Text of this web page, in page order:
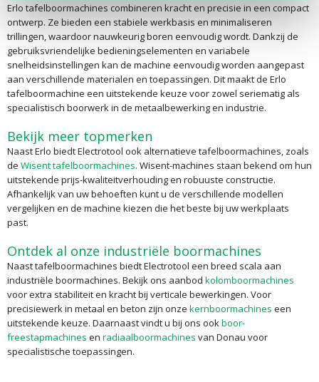
Erlo tafelboormachines combineren kracht en precisie in een compact
ontwerp. Ze bieden een stabiele werkbasis en minimaliseren
trillingen, waardoor nauwkeurig boren eenvoudig wordt. Dankzij de
gebruiksvriendelijke bedieningselementen en variabele
snelheidsinstellingen kan de machine eenvoudig worden aangepast
aan verschillende materialen en toepassingen. Dit maakt de Erlo
tafelboormachine een uitstekende keuze voor zowel seriematig als
specialistisch boorwerk in de metaalbewerking en industrie.
Bekijk meer topmerken
Naast Erlo biedt Electrotool ook alternatieve tafelboormachines, zoals
de Wisent tafelboormachines. Wisent-machines staan bekend om hun
uitstekende prijs-kwaliteitverhouding en robuuste constructie.
Afhankelijk van uw behoeften kunt u de verschillende modellen
vergelijken en de machine kiezen die het beste bij uw werkplaats
past.
Ontdek al onze industriële boormachines
Naast tafelboormachines biedt Electrotool een breed scala aan
industriële boormachines. Bekijk ons aanbod kolomboormachines
voor extra stabiliteit en kracht bij verticale bewerkingen. Voor
precisiewerk in metaal en beton zijn onze kernboormachines een
uitstekende keuze. Daarnaast vindt u bij ons ookboor-
freestapmachines en radiaalboormachines van Donau voor
specialistische toepassingen.